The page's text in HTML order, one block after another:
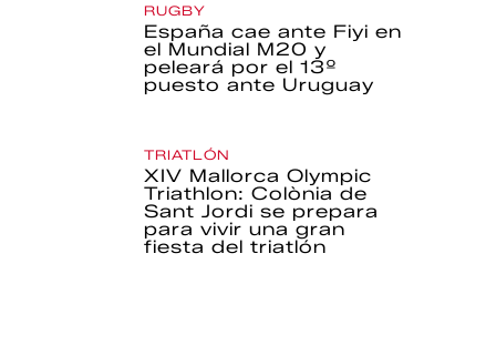
RUGBY
España cae ante Fiyi en
el Mundial M20 y
peleará por el 13º
puesto ante Uruguay
TRIATLÓN
XIV Mallorca Olympic
Triathlon: Colònia de
Sant Jordi se prepara
para vivir una gran
fiesta del triatlón